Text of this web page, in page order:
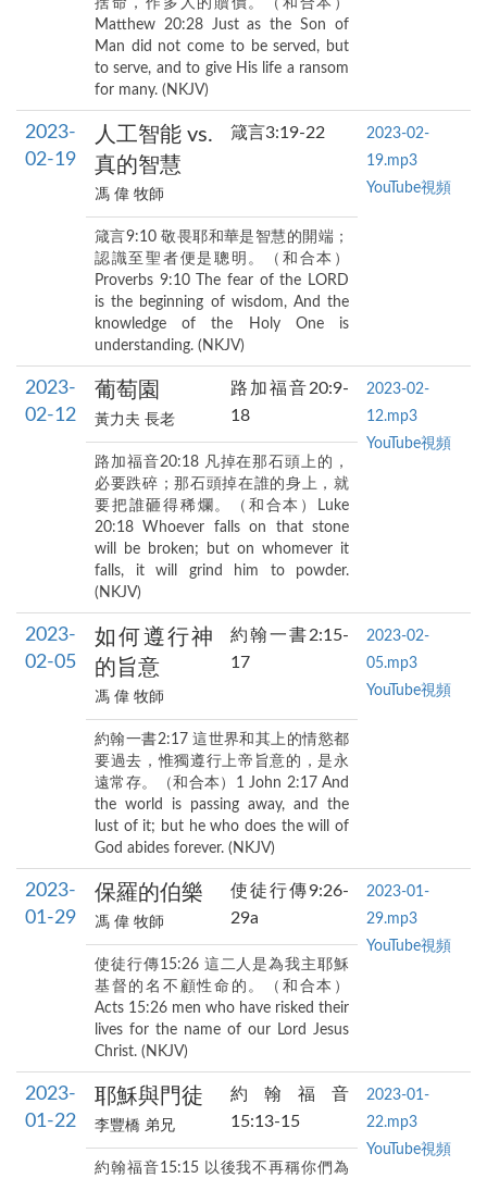
Matthew 20:28 Just as the Son of
Man did not come to be served, but
to serve, and to give His life a ransom
for many. (NKJV)
2023-
02-19
人工智能 vs.
真的智慧
馮 偉 牧師
箴言3:19-22
2023-02-
19.mp3
YouTube視頻
箴言9:10 敬畏耶和華是智慧的開端；
認識至聖者便是聰明。（和合本）
Proverbs 9:10 The fear of the LORD
is the beginning of wisdom, And the
knowledge of the Holy One is
understanding. (NKJV)
2023-
02-12
葡萄園
黃力夫 長老
路加福音20:9-
18
2023-02-
12.mp3
YouTube視頻
路加福音20:18 凡掉在那石頭上的，
必要跌碎；那石頭掉在誰的身上，就
要把誰砸得稀爛。（和合本）Luke
20:18 Whoever falls on that stone
will be broken; but on whomever it
falls, it will grind him to powder.
(NKJV)
2023-
02-05
如何遵行神
的旨意
馮 偉 牧師
約翰一書2:15-
17
2023-02-
05.mp3
YouTube視頻
約翰一書2:17 這世界和其上的情慾都
要過去，惟獨遵行上帝旨意的，是永
遠常存。（和合本）1 John 2:17 And
the world is passing away, and the
lust of it; but he who does the will of
God abides forever. (NKJV)
2023-
01-29
保羅的伯樂
馮 偉 牧師
使徒行傳9:26-
29a
2023-01-
29.mp3
YouTube視頻
使徒行傳15:26 這二人是為我主耶穌
基督的名不顧性命的。（和合本）
Acts 15:26 men who have risked their
lives for the name of our Lord Jesus
Christ. (NKJV)
2023-
01-22
耶穌與門徒
李豐橋 弟兄
約翰福音
15:13-15
2023-01-
22.mp3
YouTube視頻
約翰福音15:15 以後我不再稱你們為